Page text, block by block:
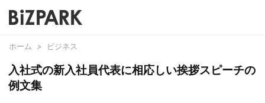
ホーム > ビジネス
入社式の新入社員代表に相応しい挨拶スピーチの
例文集